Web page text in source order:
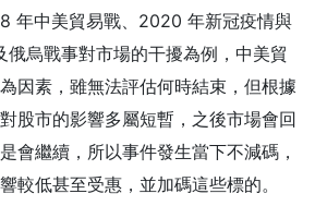
年中美貿易戰、2020 年新冠疫情與
烏戰事對市場的干擾為例，中美貿
因素，雖無法評估何時結束，但根據
股市的影響多屬短暫，之後市場會回
會繼續，所以事件發生當下不減碼，
較低甚至受惠，並加碼這些標的。